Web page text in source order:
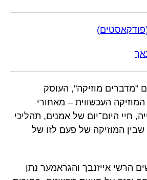
מוזיקה", העוסק
העכשווית – מאחורי
חיי היום־יום של אמנים, תהליכי
המוזיקה של פעם לזו של
הרשי אייזנבך והגראמער נתן